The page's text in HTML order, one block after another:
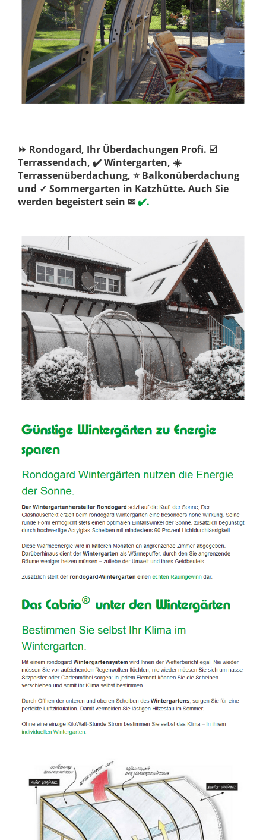
⏩ Rondogard, Ihr Überdachungen Profi. ☑️
Terrassendach, ✔️ Wintergarten, ☀️
Terrassenüberdachung, ⭐ Balkonüberdachung
und ✓ Sommergarten in Katzhütte. Auch Sie
werden begeistert sein ✉✔️.